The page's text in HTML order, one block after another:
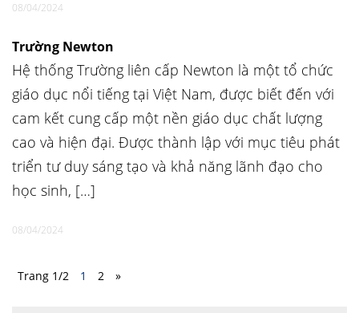
08/04/2024
Trường Newton
Hệ thống Trường liên cấp Newton là một tổ chức
giáo dục nổi tiếng tại Việt Nam, được biết đến với
cam kết cung cấp một nền giáo dục chất lượng
cao và hiện đại. Được thành lập với mục tiêu phát
triển tư duy sáng tạo và khả năng lãnh đạo cho
học sinh, […]
08/04/2024
Trang 1/2 1 2 »